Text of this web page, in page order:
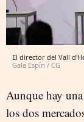
El director del Vall
Gala Espín / CG
Aunque hay
los dos